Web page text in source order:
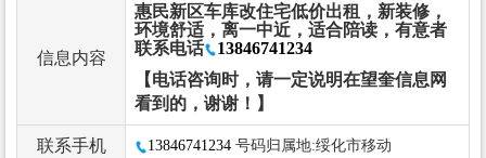
信息内容
惠民新区车库改住宅低价出租，新装修，
环境舒适，离一中近，适合陪读，有意者
联系电话
13846741234
【电话咨询时，请一定说明在望奎信息网
看到的，谢谢！】
联系手机 13846741234 号码归属地:绥化市移动